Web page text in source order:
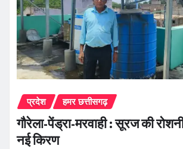
प्रदेश हमर छत्तीसगढ़
गौरेला-पेंड्रा-मरवाही : सूरज की
नई किरण